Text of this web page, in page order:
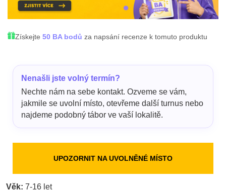
Získejte 50 BA bodů za napsání recenze k tomuto produktu
Nenašli jste volný termín?
Nechte nám na sebe kontakt. Ozveme se vám,
jakmile se uvolní místo, otevřeme další turnus nebo
najdeme podobný tábor ve vaší lokalitě.
UPOZORNIT NA UVOLNĚNÉ MÍSTO
Věk: 7-16 let